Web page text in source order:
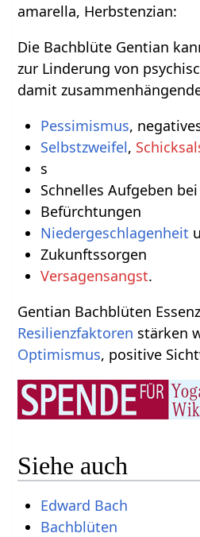
amarella, Herbstenzian:
Die Bachblüte Gentian
zur Linderung von
damit
Pessimismus,
Selbstzweifel,
s
Schnelles Aufgeben
Befürchtungen
Niedergeschlagenheit
Zukunftssorgen
Versagensangst.
Gentian Bachblüten
Resilienzfaktoren stärken
Optimismus, positive
Siehe auch
Edward Bach
Bachblüten